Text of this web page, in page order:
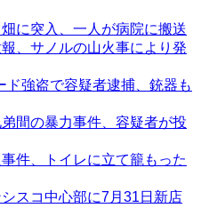
に突入、一人が病院に搬送
、サノルの山火事により発
強盗で容疑者逮捕、銃器も
間の暴力事件、容疑者が投
件、トイレに立て籠もった
スコ中心部に7月31日新店